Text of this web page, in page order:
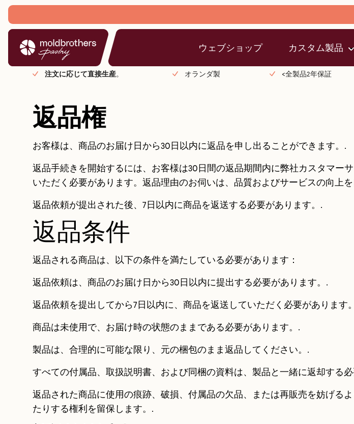
ウェブショップ カスタム製品
注文に応じて直接生産。 オランダ製 <全製品2年保証
返品権
お客様は、商品のお届け日から30日以内に返品を申し出ることができます。.
返品手続きを開始するには、お客様は30日間の返品期間内に弊社カスタマー
いただく必要があります。返品理由のお伺いは、品質およびサービスの向上
返品依頼が提出された後、7日以内に商品を返送する必要があります。.
返品条件
返品される商品は、以下の条件を満たしている必要があります：
返品依頼は、商品のお届け日から30日以内に提出する必要があります。.
返品依頼を提出してから7日以内に、商品を返送していただく必要があります
商品は未使用で、お届け時の状態のままである必要があります。.
製品は、合理的に可能な限り、元の梱包のまま返品してください。.
すべての付属品、取扱説明書、および同梱の資料は、製品と一緒に返却する
返品された商品に使用の痕跡、破損、付属品の欠品、または再販売を妨げる
たりする権利を留保します。.